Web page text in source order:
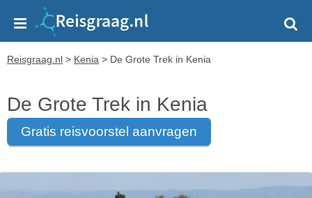
Reisgraag.nl > Kenia > De Grote Trek in Kenia
De Grote Trek in Kenia
gratis reisvoorstel aanvragen